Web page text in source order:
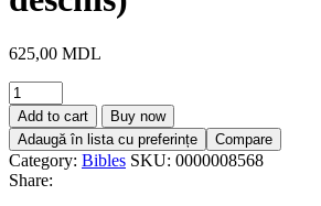
625,00 MDL
Add to cart
Buy now
Adaugă în lista cu preferințe
Compare
Category: Bibles SKU: 0000008568
Share: